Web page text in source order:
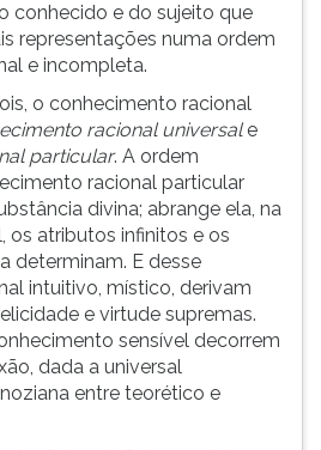
conhecido e do sujeito que
representações numa ordem
e incompleta.
o conhecimento racional
racional universale
particular. A ordem
racional particular
divina; abrange ela, na
os atributos infinitos e os
determinam. E desse
intuitivo, místico, derivam
e virtude supremas.
sensível decorrem
dada a universal
entre teorético e